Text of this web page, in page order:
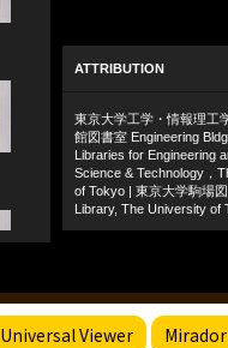
Universal Viewer Mirador